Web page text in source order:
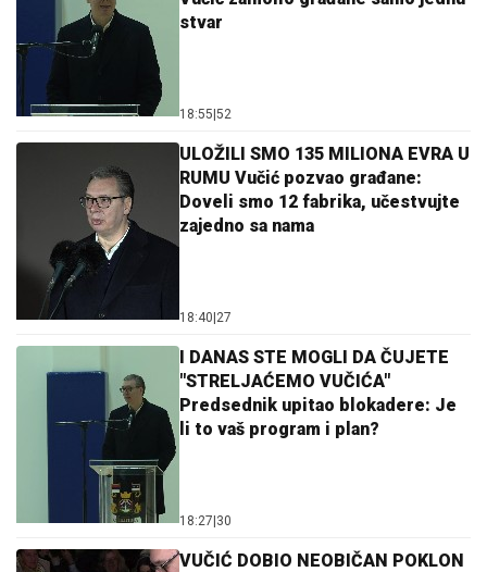
stvar
18:55 52
ULOŽILI SMO 135 MILIONA EVRA U
RUMU Vučić pozvao građane:
Doveli smo 12 fabrika, učestvujte
zajedno sa nama
18:40 27
I DANAS STE MOGLI DA ČUJETE
"STRELJAĆEMO VUČIĆA"
Predsednik upitao blokadere: Je
li to vaš program i plan?
18:27 30
VUČIĆ DOBIO NEOBIČAN POKLON